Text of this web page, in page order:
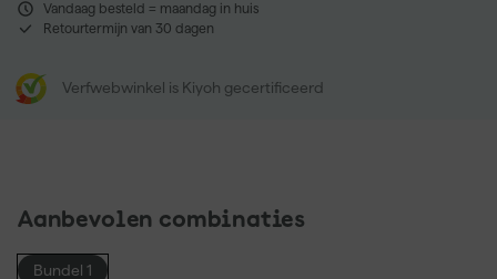
Vandaag besteld = maandag in huis
Retourtermijn van 30 dagen
Verfwebwinkel is Kiyoh gecertificeerd
Aanbevolen combinaties
Bundel 1